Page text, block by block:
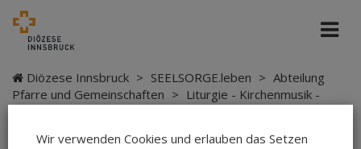
Diözese Innsbruck > SEELSORGE.leben > Abteilung
Pfarre und Gemeinschaften > Liturgie - Kirchenmusik -
Wir verwenden Cookies und erlauben das Setzen